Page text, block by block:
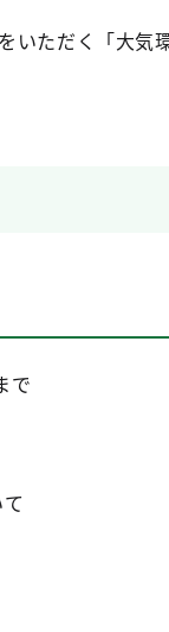
いただく「大気
で